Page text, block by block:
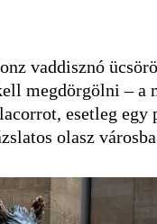
vaddisznó
megdörgölni – a
esetleg egy
olasz